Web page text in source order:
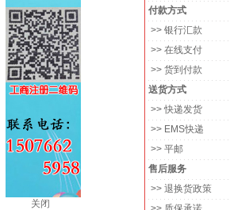
关闭
付款方式
>> 银行汇款
>> 在线支付
>> 货到付款
送货方式
>> 快递发货
>> EMS快递
>> 平邮
售后服务
>> 退换货政策